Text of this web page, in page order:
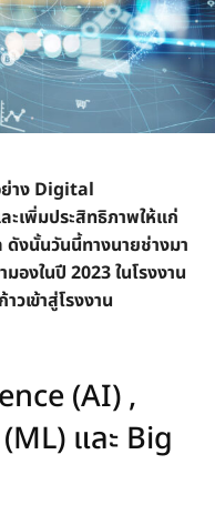
ย่าง Digital
เพิ่มประสิทธิภาพให้แก่
ดังนั้นวันนี้ทางนายช่างมา
องในปี 2023 ในโรงงาน
วเข้าสู่โรงงาน
(AI) ,
และ Big